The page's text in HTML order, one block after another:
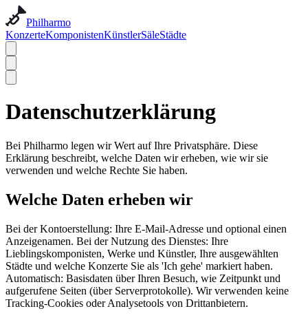
Philharmo
KonzerteKomponistenKünstlerSäleStädte
Datenschutzerklärung
Bei Philharmo legen wir Wert auf Ihre Privatsphäre. Diese
Erklärung beschreibt, welche Daten wir erheben, wie wir sie
verwenden und welche Rechte Sie haben.
Welche Daten erheben wir
Bei der Kontoerstellung: Ihre E-Mail-Adresse und optional einen
Anzeigenamen. Bei der Nutzung des Dienstes: Ihre
Lieblingskomponisten, Werke und Künstler, Ihre ausgewählten
Städte und welche Konzerte Sie als 'Ich gehe' markiert haben.
Automatisch: Basisdaten über Ihren Besuch, wie Zeitpunkt und
aufgerufene Seiten (über Serverprotokolle). Wir verwenden keine
Tracking-Cookies oder Analysetools von Drittanbietern.